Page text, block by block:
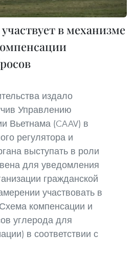
в механизме
издало
Управлению
Вьетнама (CAAV) в
регулятора и
выступать в роли
для уведомления
гражданской
участвовать в
компенсации и
углерода для
в соответствии с